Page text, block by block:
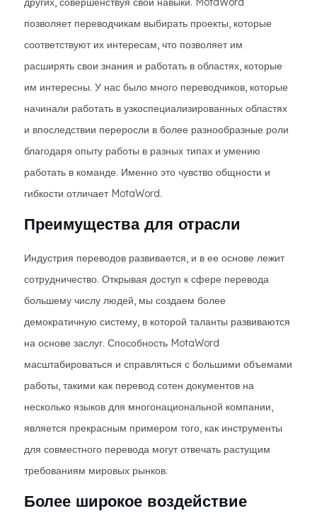
позволяет переводчикам выбирать проекты, которые
соответствуют их интересам, что позволяет им
расширять свои знания и работать в областях, которые
им интересны. У нас было много переводчиков, которые
начинали работать в узкоспециализированных областях
и впоследствии переросли в более разнообразные роли
благодаря опыту работы в разных типах и умению
работать в команде. Именно это чувство общности и
гибкости отличает MotaWord.
Преимущества для отрасли
Индустрия переводов развивается, и в ее основе лежит
сотрудничество. Открывая доступ к сфере перевода
большему числу людей, мы создаем более
демократичную систему, в которой таланты развиваются
на основе заслуг. Способность MotaWord
масштабироваться и справляться с большими объемами
работы, такими как перевод сотен документов на
несколько языков для многонациональной компании,
является прекрасным примером того, как инструменты
для совместного перевода могут отвечать растущим
требованиям мировых рынков.
Более широкое воздействие